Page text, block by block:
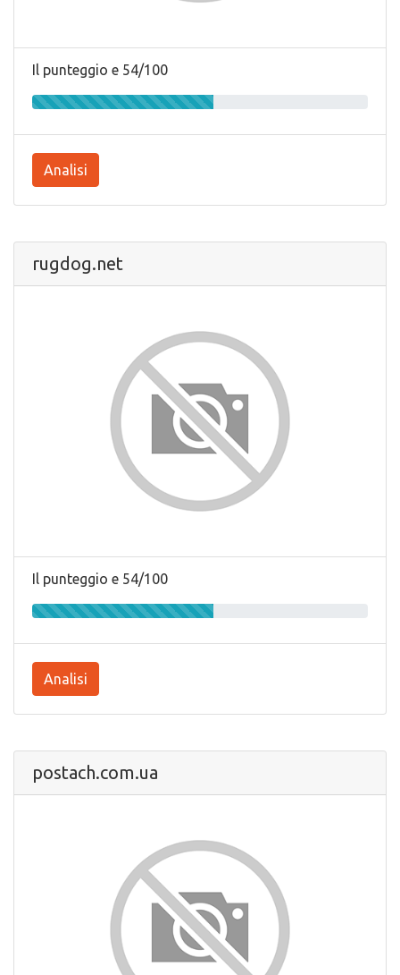
Il punteggio e 54/100
Analisi
rugdog.net
Il punteggio e 54/100
Analisi
postach.com.ua